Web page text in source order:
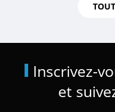
Inscrivez-
et